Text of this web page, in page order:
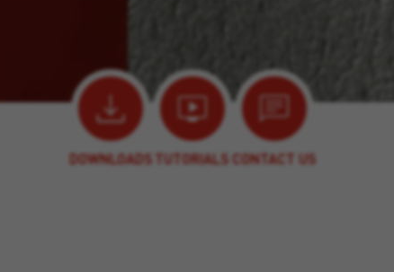
DOWNLOADS TUTORIALS CONTACT US